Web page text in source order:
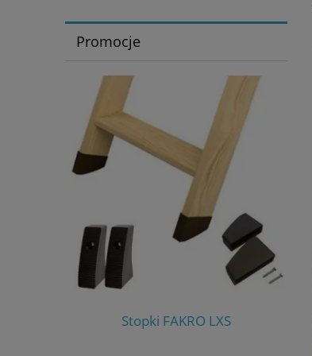
Promocje
Stopki FAKRO LXS